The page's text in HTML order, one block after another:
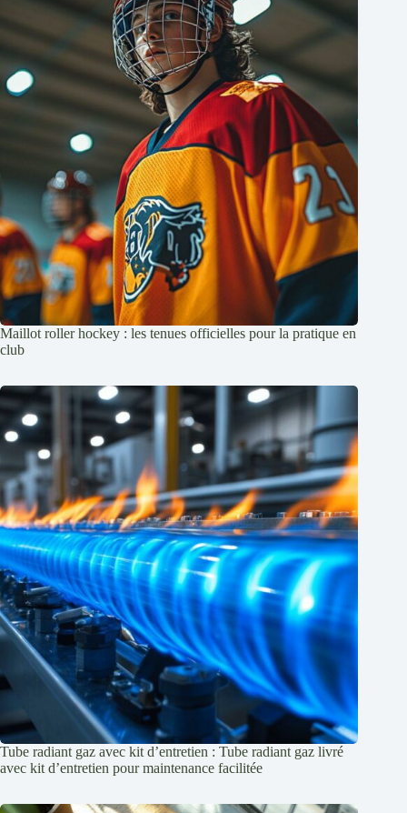
Maillot roller hockey : les tenues officielles pour la pratique en
club
Tube radiant gaz avec kit d’entretien : Tube radiant gaz livré
avec kit d’entretien pour maintenance facilitée